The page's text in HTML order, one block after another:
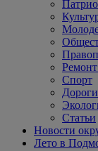
Спорт
Статьи
Новости
Лето в